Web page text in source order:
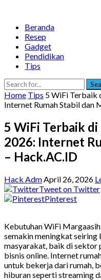
Beranda
Resep
Gadget
Pendidikan
Tips
Home Tips 5 WiFi Terbaik
Internet Rumah Stabil dan
5 WiFi Terbaik
2026: Internet
– Hack.AC.ID
Hack AdmApril 26, 2026
Tweet on Twitter
Pinterest
Kebutuhan WiFi
semakin meningkat
masyarakat, baik di sektor
bisnis online. Internet
untuk bekerja dari rumah,
hiburan seperti streaming